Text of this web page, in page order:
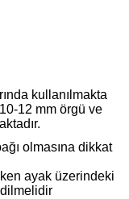
kullanılmakta
12 mm örgü ve
olmasına dikkat
ayak üzerindeki